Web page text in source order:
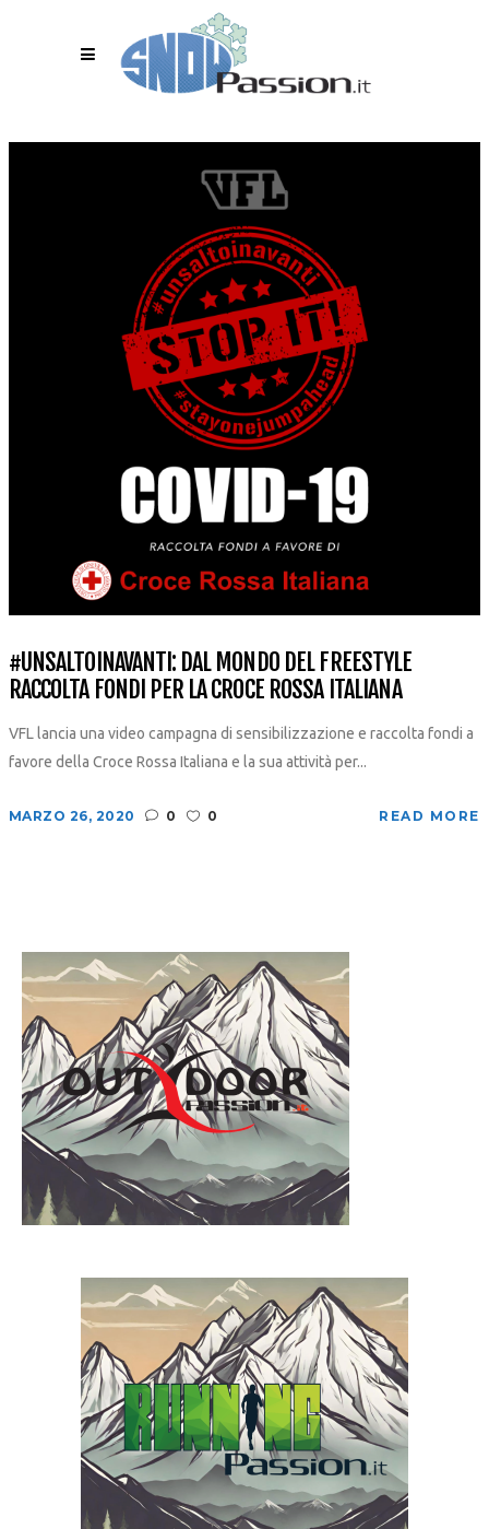
#UNSALTOINAVANTI: DAL MONDO DEL FREESTYLE
RACCOLTA FONDI PER LA CROCE ROSSA ITALIANA
VFL lancia una video campagna di sensibilizzazione e raccolta fondi a
favore della Croce Rossa Italiana e la sua attività per...
MARZO 26, 2020 0 0 READ MORE